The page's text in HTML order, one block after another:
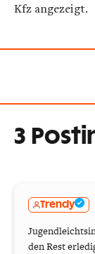
Kfz angezeigt.
3
Trendy
den Rest